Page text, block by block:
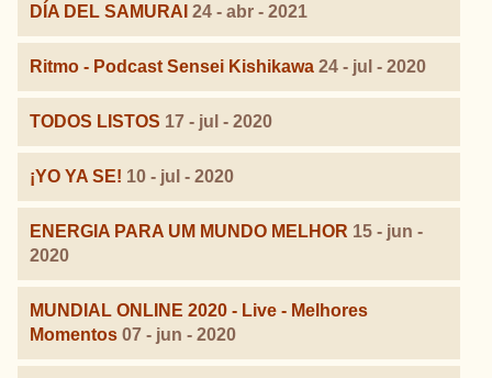
DÍA DEL SAMURAI 24 - abr - 2021
Ritmo - Podcast Sensei Kishikawa 24 - jul - 2020
TODOS LISTOS 17 - jul - 2020
¡YO YA SE! 10 - jul - 2020
ENERGIA PARA UM MUNDO MELHOR 15 - jun -
2020
MUNDIAL ONLINE 2020 - Live - Melhores
Momentos 07 - jun - 2020